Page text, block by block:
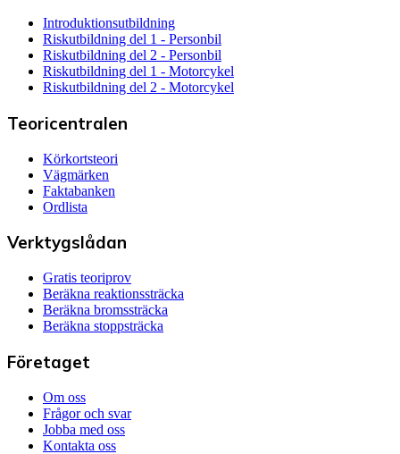
Introduktionsutbildning
Riskutbildning del 1 - Personbil
Riskutbildning del 2 - Personbil
Riskutbildning del 1 - Motorcykel
Riskutbildning del 2 - Motorcykel
Teoricentralen
Körkortsteori
Vägmärken
Faktabanken
Ordlista
Verktygslådan
Gratis teoriprov
Beräkna reaktionssträcka
Beräkna bromssträcka
Beräkna stoppsträcka
Företaget
Om oss
Frågor och svar
Jobba med oss
Kontakta oss